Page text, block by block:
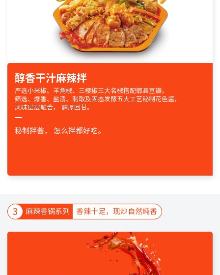
醇香干汁麻辣拌
严选小米椒、羊角椒、三樱椒三大名椒搭配郫县豆瓣，
筛选、爆香、盐渍、制取及固态发酵五大工艺秘制花色酱，
风味层层融合， 醇厚回甘。
秘制拌酱， 怎么拌都好吃。
3 麻辣香锅系列 香辣十足，现炒自然纯香